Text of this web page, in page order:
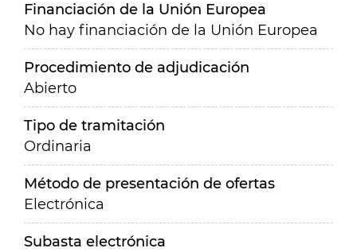
Financiación de la Unión Europea
No hay financiación de la Unión Europea
Procedimiento de adjudicación
Abierto
Tipo de tramitación
Ordinaria
Método de presentación de ofertas
Electrónica
Subasta electrónica